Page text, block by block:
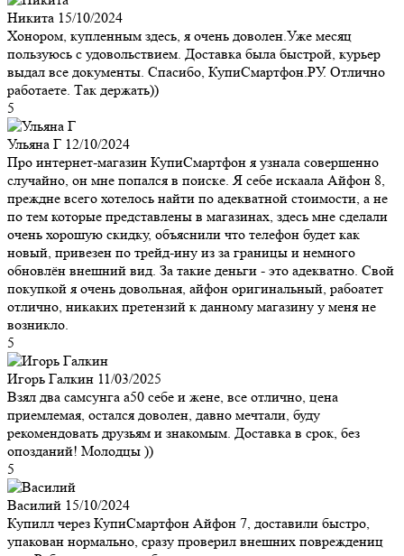
Никита 15/10/2024
Хонором, купленным здесь, я очень доволен.Уже месяц
пользуюсь с удовольствием. Доставка была быстрой, курьер
выдал все документы. Спасибо, КупиСмартфон.РУ. Отлично
работаете. Так держать))
5
Ульяна Г 12/10/2024
Про интернет-магазин КупиСмартфон я узнала совершенно
случайно, он мне попался в поиске. Я себе искаала Айфон 8,
преждне всего хотелось найти по адекватной стоимости, а не
по тем которые представлены в магазинах, здесь мне сделали
очень хорошую скидку, объяснили что телефон будет как
новый, привезен по трейд-ину из за границы и немного
обновлён внешний вид. За такие деньги - это адекватно. Свой
покупкой я очень довольная, айфон оригинальный, рабоатет
отлично, никаких претензий к данному магазину у меня не
возникло.
5
Игорь Галкин 11/03/2025
Взял два самсунга а50 себе и жене, все отлично, цена
приемлемая, остался доволен, давно мечтали, буду
рекомендовать друзьям и знакомым. Доставка в срок, без
опозданий! Молодцы ))
5
Василий 15/10/2024
Купилл через КупиСмартфон Айфон 7, доставили быстро,
упакован нормально, сразу проверил внешних повреждениц